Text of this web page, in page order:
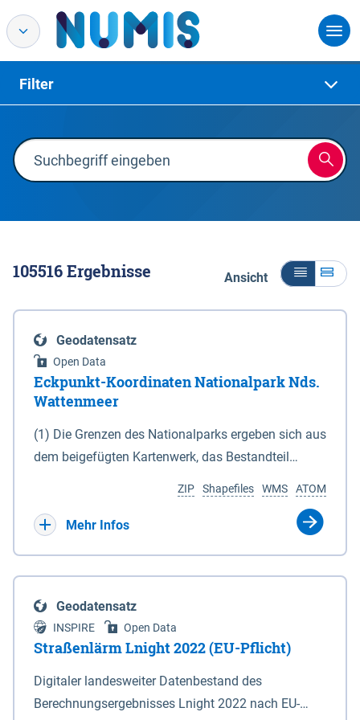
Filter
105516Ergebnisse Ansicht
Geodatensatz
Open Data
Eckpunkt-Koordinaten Nationalpark Nds.
Wattenmeer
(1) Die Grenzen des Nationalparks ergeben sich aus
dem beigefügten Kartenwerk, das Bestandteil
(DTK) im Maßstab 1 : 100 000 (Anlage 2), 2.
verkleinerte Amtliche Karte 1 : 5 000 (AK5) im
projizierte Koordinaten im Europäischen
Terrestrischen Referenzsystem 1989 (ETRS 89) mit
der Universalen Transversalen Mercator-Abbildung
bezogen auf die Zone 32 N (UTM 32N) dargestellt
(Anlage 4); Gleiches gilt für die geografischen
ATOM
WMS
Shapefiles
ZIP
Mehr Infos
Geodatensatz
INSPIRE Open Data
Straßenlärm Lnight 2022 (EU-Pflicht)
Digitaler landesweiter Datenbestand des
Berechnungsergebnisses Lnight 2022 nach EU-